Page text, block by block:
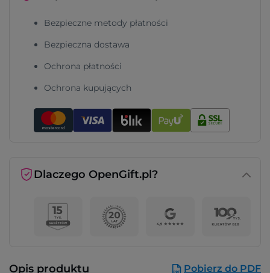
Bezpieczne metody płatności
Bezpieczna dostawa
Ochrona płatności
Ochrona kupujących
Dlaczego OpenGift.pl?
Opis produktu Pobierz do PDF